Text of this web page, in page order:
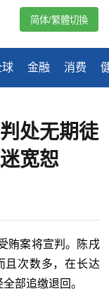
球 金融 消费
简体/繁體切換
处无期徒
宽恕
贿案将宣判。陈戌
且次数多，在长达
部追缴退回。